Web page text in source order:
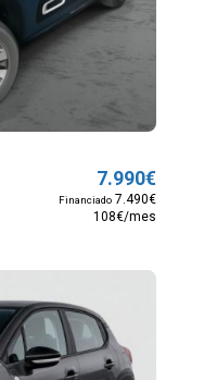
7.990€
Financiado7.490€
108€/mes